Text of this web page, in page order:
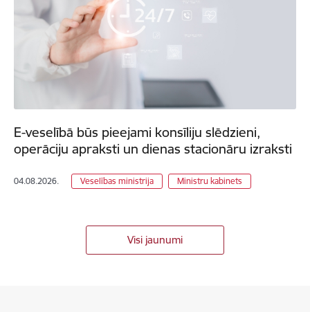
E-veselībā būs pieejami konsīliju slēdzieni,
operāciju apraksti un dienas stacionāru izraksti
04.08.2026. Veselības ministrija Ministru kabinets
Visi jaunumi